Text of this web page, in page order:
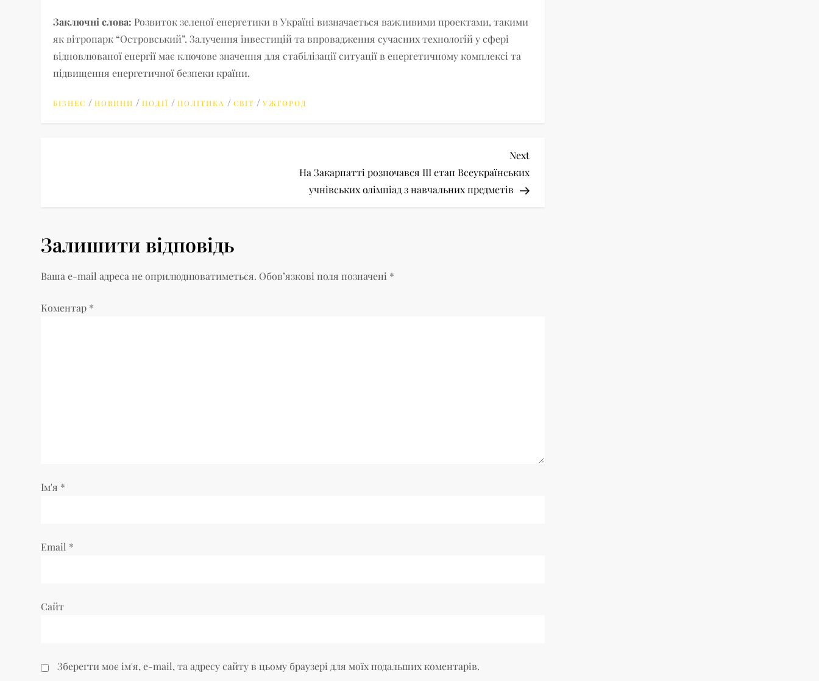
Заключні слова: Розвиток зеленої енергетики в Україні визначається важливими проектами, такими
як вітропарк “Островський”. Залучення інвестицій та впровадження сучасних технологій у сфері
відновлюваної енергії має ключове значення для стабілізації ситуації в енергетичному комплексі та
підвищення енергетичної безпеки країни.
БІЗНЕС /НОВИНИ /ПОДІЇ /ПОЛІТИКА /СВІТ /УЖГОРОД
і
г
а
п
Next
Post
Next
На Закарпатті розпочався ІІІ етап Всеукраїнських
учнівських олімпіад з навчальних предметів
Залишити відповідь
Ваша e-mail адреса не оприлюднюватиметься. Обов’язкові поля позначені *
Коментар *
Ім'я *
Email *
Сайт
Зберегти моє ім'я, e-mail, та адресу сайту в цьому браузері для моїх подальших коментарів.